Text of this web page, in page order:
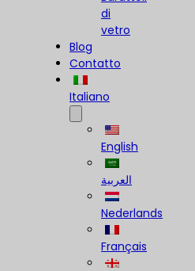
di
vetro
Blog
Contatto
Italiano
English
العربية
Nederlands
Français